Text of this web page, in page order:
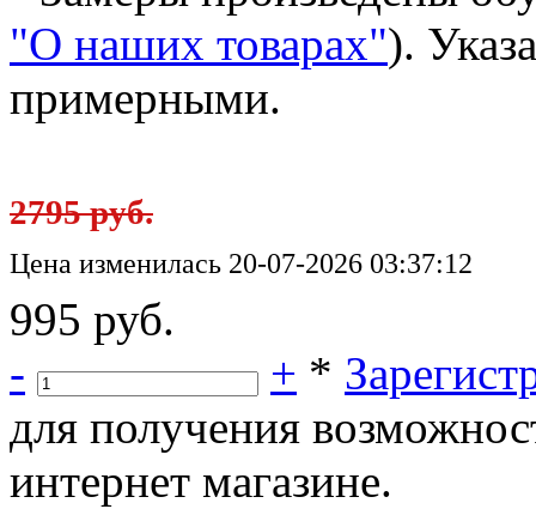
"О наших товарах").
примерными.
2795 руб.
Цена изменилась 20-07-2026 03:37:12
995 руб.
-
+ *
для получения
интернет магазине.